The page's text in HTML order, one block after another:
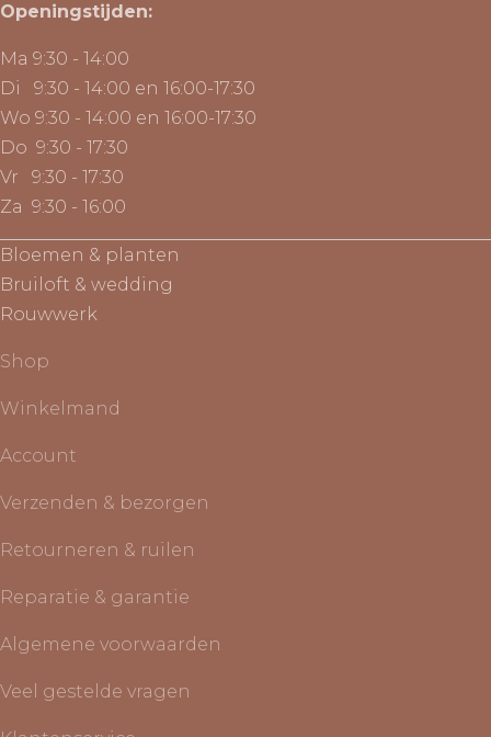
Openingstijden:
Ma 9:30 - 14:00
Di 9:30 - 14:00 en 16:00-17:30
Wo 9:30 - 14:00 en 16:00-17:30
Do 9:30 - 17:30
Vr 9:30 - 17:30
Za 9:30 - 16:00
Bloemen & planten
Bruiloft & wedding
Rouwwerk
Shop
Winkelmand
Account
Verzenden & bezorgen
Retourneren & ruilen
Reparatie & garantie
Algemene voorwaarden
Veel gestelde vragen